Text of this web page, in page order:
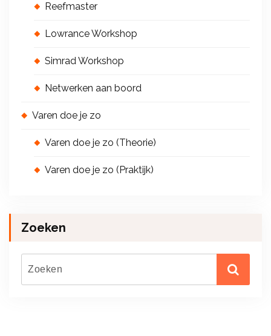
Reefmaster
Lowrance Workshop
Simrad Workshop
Netwerken aan boord
Varen doe je zo
Varen doe je zo (Theorie)
Varen doe je zo (Praktijk)
Zoeken